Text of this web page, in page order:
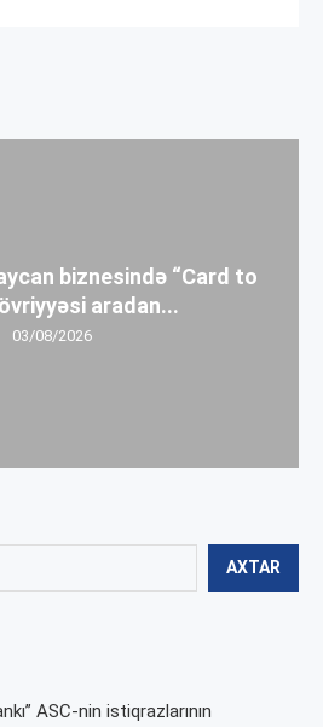
AXTAR
ASC-nin istiqrazlarının
biznesində “Card to
aradan...
03/08/2026